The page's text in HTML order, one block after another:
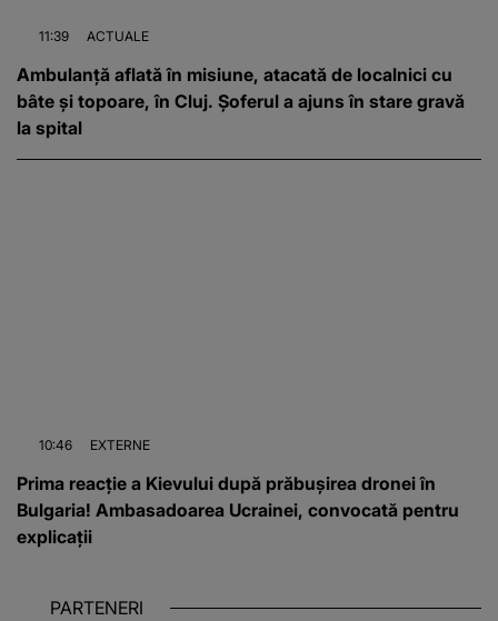
11:39 ACTUALE
Ambulanță aflată în misiune, atacată de localnici cu
bâte și topoare, în Cluj. Șoferul a ajuns în stare gravă
la spital
10:46 EXTERNE
Prima reacție a Kievului după prăbușirea dronei în
Bulgaria! Ambasadoarea Ucrainei, convocată pentru
explicații
PARTENERI